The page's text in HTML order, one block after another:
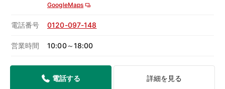
GoogleMaps
電話番号 0120-097-148
営業時間 10:00～18:00
電話する 詳細を見る